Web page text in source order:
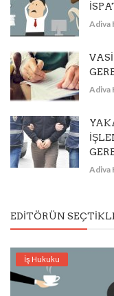
Adiva
Adiva
Adiva
EDITÖRÜN
İş Hukuku